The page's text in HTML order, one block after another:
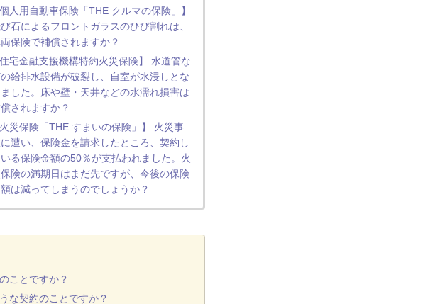
個人用自動車保険「THE クルマの保険」】
石によるフロントガラスのひび割れは、
保険で補償されますか？
住宅金融支援機構特約火災保険】 水道管な
の給排水設備が破裂し、自室が水浸しとな
ました。床や壁・天井などの水濡れ損害は
されますか？
火災保険「THE すまいの保険」】 火災事
遭い、保険金を請求したところ、契約し
る保険金額の50％が支払われました。火
険の満期日はまだ先ですが、今後の保険
は減ってしまうのでしょうか？
ことですか？
な契約のことですか？